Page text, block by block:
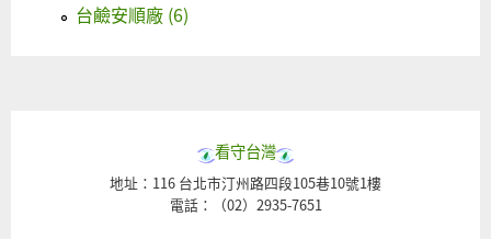
台鹼安順廠 (6)
看守台灣
地址：116 台北市汀州路四段105巷10號1樓
電話：（02）2935-7651